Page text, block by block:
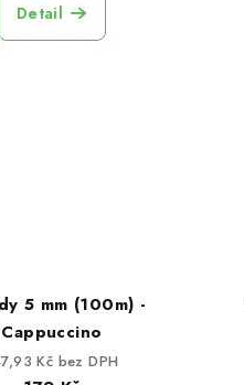
Detail
5 mm (100m) -
Cappuccino
Kč bez DPH